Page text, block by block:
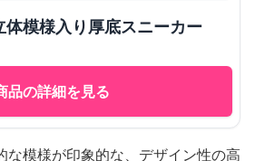
体模様入り厚底スニーカー
品の詳細を見る
な模様が印象的な、デザイン性の高